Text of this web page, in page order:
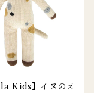
Kids】イヌのオ